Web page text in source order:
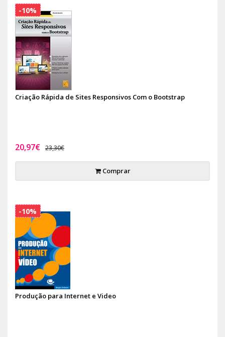
Criação Rápida de Sites Responsivos Com o Bootstrap
20,97€ 23,30€
Comprar
-10%
Produção para Internet e Video
-10%